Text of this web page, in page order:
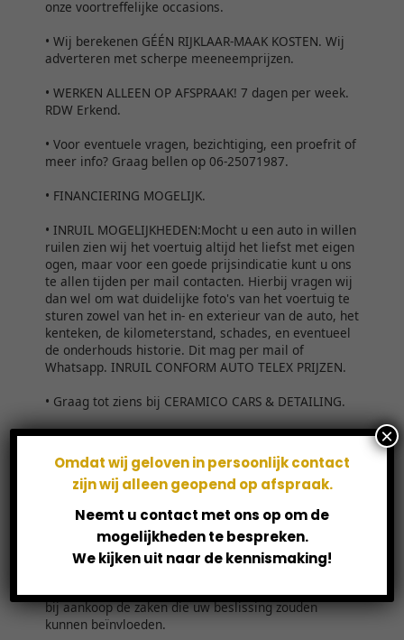
Omdat wij geloven in persoonlijk contact
zijn wij alleen geopend op afspraak.
Neemt u contact met ons op om de
mogelijkheden te bespreken.
We kijken uit naar de kennismaking!
×